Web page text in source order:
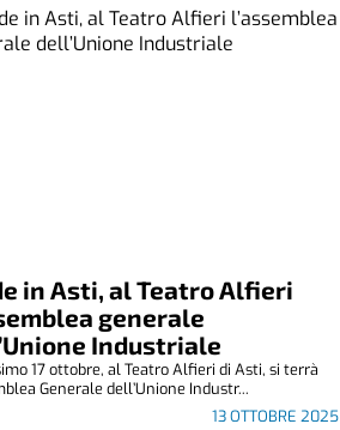
in Asti, al Teatro Alfieri
generale
Industriale
13 OTTOBRE 2025
17 ottobre, al Teatro Alfieri di Asti, si terrà
Generale dell’Unione Industr...